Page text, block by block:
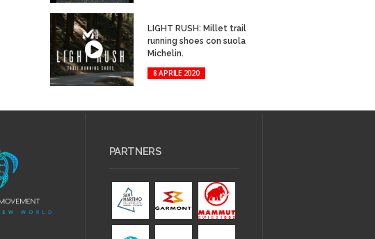
LIGHT RUSH: Millet trail
running shoes con suola
Michelin.
8 APRILE 2020
PARTNERS